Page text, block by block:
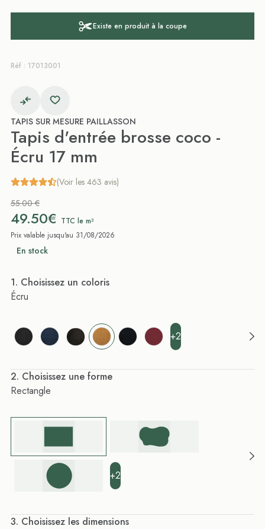
Existe en produit à la coupe
Réf : 17013001
TAPIS SUR MESURE PAILLASSON
Tapis d'entrée brosse coco -
Écru 17 mm
(Voir les 463 avis)
55.00 €
49.50€ TTC le m²
Prix valable jusqu'au 31/08/2026
En stock
. Choisissez un coloris
Écru
+2
. Choisissez une forme
Rectangle
+2
. Choisissez les dimensions